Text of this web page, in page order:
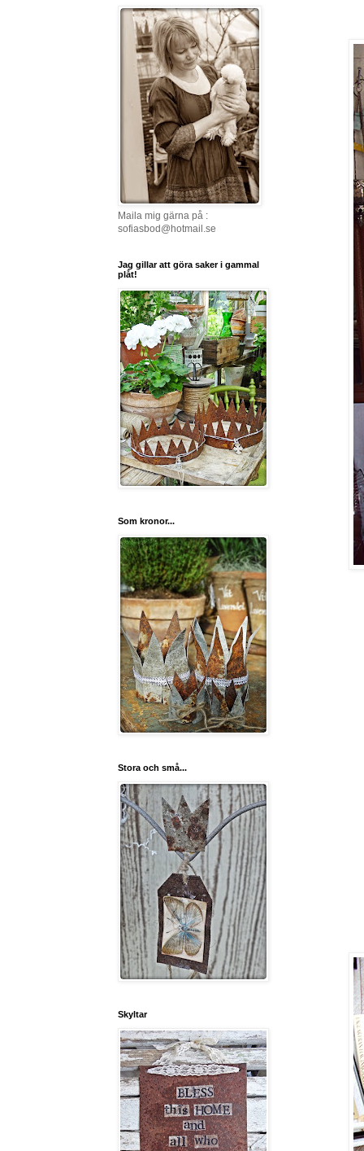
Maila mig gärna på :
sofiasbod@hotmail.se
Jag gillar att göra saker i gammal
plåt!
Som kronor...
Stora och små...
Skyltar